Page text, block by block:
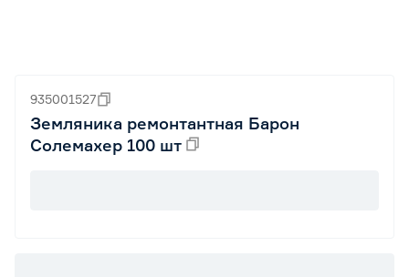
935001527
Земляника ремонтантная Барон
Солемахер 100 шт